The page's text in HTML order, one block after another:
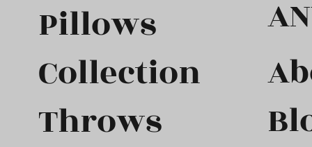
Pillows
Collection
Throws